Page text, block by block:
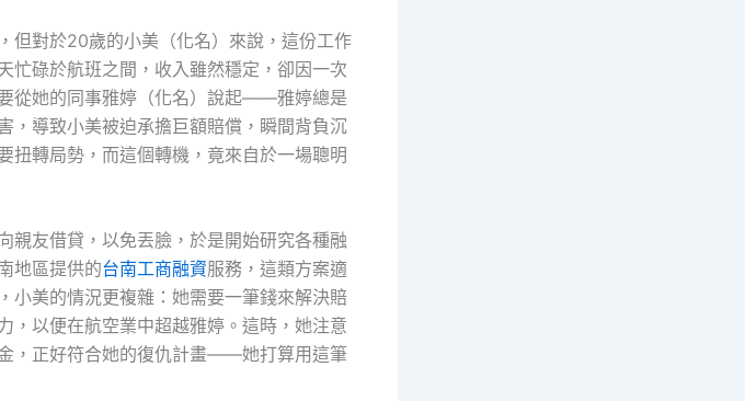
但對於20歲的小美（化名）來說，這份工作
忙碌於航班之間，收入雖然穩定，卻因一次
從她的同事雅婷（化名）說起——雅婷總是
，導致小美被迫承擔巨額賠償，瞬間背負沉
扭轉局勢，而這個轉機，竟來自於一場聰明
親友借貸，以免丟臉，於是開始研究各種融
地區提供的台南工商融資服務，這類方案適
小美的情況更複雜：她需要一筆錢來解決賠
，以便在航空業中超越雅婷。這時，她注意
，正好符合她的復仇計畫——她打算用這筆